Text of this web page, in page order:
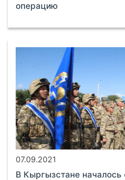
операцию
07.09.2021
В Кыргызстане началось